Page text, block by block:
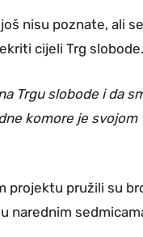
nisu poznate, ali
cijeli Trg slobode.
Trgu slobode i da
komore je
projektu pružili su
narednim